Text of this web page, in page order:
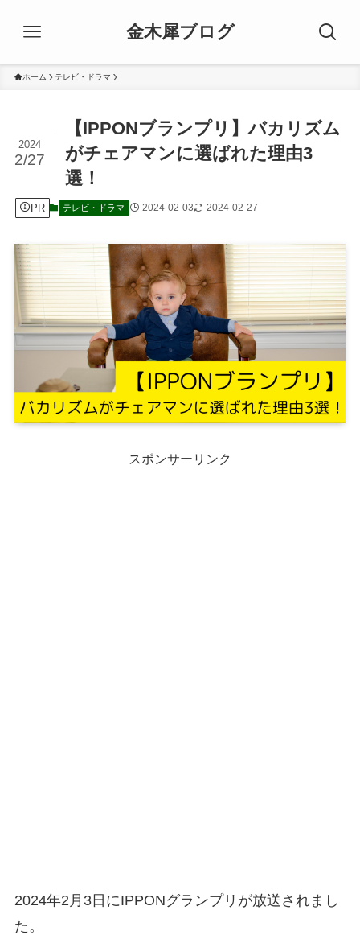
金木犀ブログ
ホーム テレビ・ドラマ
【IPPONブランプリ】バカリズム
がチェアマンに選ばれた理由3
選！
2024
2/27
PR テレビ・ドラマ 2024-02-03 2024-02-27
スポンサーリンク
2024年2月3日にIPPONグランプリが放送されまし
た。